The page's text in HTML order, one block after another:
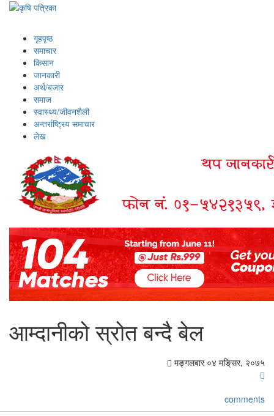
गृहपृष्ठ
समाचार
किसान
जानकारी
अर्थ/बजार
समाज
स्वास्थ्य/जीवनशैली
अन्तर्राष्ट्रिय समाचार
लेख
आम्दानीको स्रोत बन्दै बेल
मङ्गलबार ०४ मङि्सर, २०७५
comments